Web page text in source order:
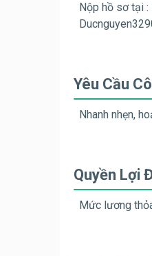
Nộp hồ sơ tại
Yêu Cầu
Nhanh nhẹn,
Quyền Lợi
Mức lương